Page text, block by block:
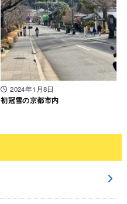
2024年1月8日
初冠雪の京都市内